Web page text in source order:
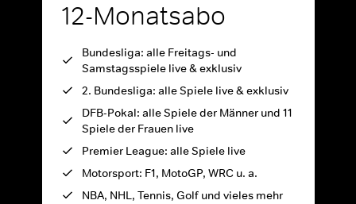
12-Monatsabo
Bundesliga: alle Freitags- und
Samstagsspiele live & exklusiv
2. Bundesliga: alle Spiele live & exklusiv
DFB-Pokal: alle Spiele der Männer und 11
Spiele der Frauen live
Premier League: alle Spiele live
Motorsport: F1, MotoGP, WRC u. a.
NBA, NHL, Tennis, Golf und vieles mehr